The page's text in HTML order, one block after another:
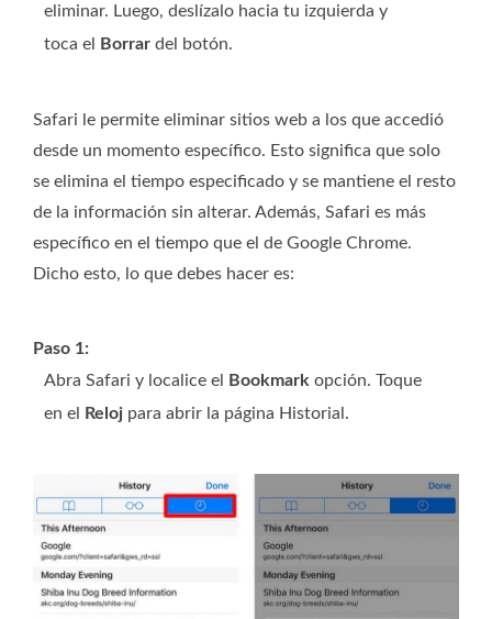
eliminar. Luego, deslízalo hacia tu izquierda y
toca el
Borrar del botón.
Safari le permite eliminar sitios web a los que accedió
desde un momento específico. Esto significa que solo
se elimina el tiempo especificado y se mantiene el resto
de la información sin alterar. Además, Safari es más
específico en el tiempo que el de Google Chrome.
Dicho esto, lo que debes hacer es:
Paso 1:
Abra Safari y localice el
Bookmark opción. Toque
en el
Reloj para abrir la página Historial.